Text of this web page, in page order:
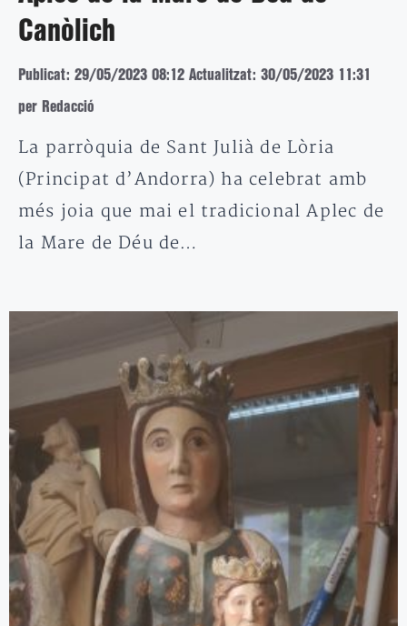
Canòlich
Publicat: 29/05/2023 08:12 Actualitzat: 30/05/2023 11:31
per Redacció
La parròquia de Sant Julià de Lòria
(Principat d’Andorra) ha celebrat amb
més joia que mai el tradicional Aplec de
la Mare de Déu de…